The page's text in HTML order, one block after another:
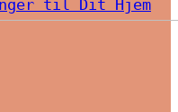
til Dit Hjem